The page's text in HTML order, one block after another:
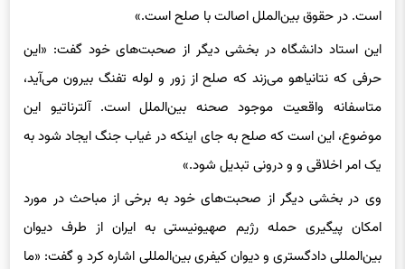
است. در حقوق بین‌الملل اصالت با صلح است.»
این استاد دانشگاه در بخشی دیگر از صحبت‌های خود گفت: «این
حرفی که نتانیاهو می‌زند که صلح از زور و لوله تفنگ بیرون می‌آید،
متاسفانه واقعیت موجود صحنه بین‌الملل است. آلترناتیو این
موضوع، این است که صلح به جای اینکه در غیاب جنگ ایجاد شود به
یک امر اخلاقی و و درونی تبدیل شود.»
وی در بخشی دیگر از صحبت‌های خود به برخی از مباحث در مورد
امکان پیگیری حمله رژیم صهیونیستی به ایران از طرف دیوان
بین‌المللی دادگستری و دیوان کیفری بین‌المللی اشاره کرد و گفت: «ما